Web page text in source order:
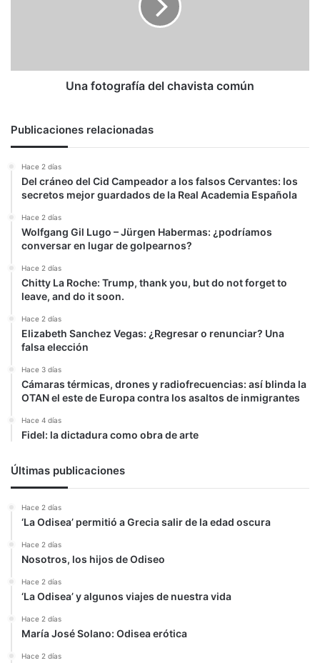
Una fotografía del chavista común
Publicaciones relacionadas
Hace 2 días
Del cráneo del Cid Campeador a los falsos Cervantes: los
secretos mejor guardados de la Real Academia Española
Hace 2 días
Wolfgang Gil Lugo – Jürgen Habermas: ¿podríamos
conversar en lugar de golpearnos?
Hace 2 días
Chitty La Roche: Trump, thank you, but do not forget to
leave, and do it soon.
Hace 2 días
Elizabeth Sanchez Vegas: ¿Regresar o renunciar? Una
falsa elección
Hace 3 días
Cámaras térmicas, drones y radiofrecuencias: así blinda la
OTAN el este de Europa contra los asaltos de inmigrantes
Hace 4 días
Fidel: la dictadura como obra de arte
Últimas publicaciones
Hace 2 días
‘La Odisea’ permitió a Grecia salir de la edad oscura
Hace 2 días
Nosotros, los hijos de Odiseo
Hace 2 días
‘La Odisea’ y algunos viajes de nuestra vida
Hace 2 días
María José Solano: Odisea erótica
Hace 2 días